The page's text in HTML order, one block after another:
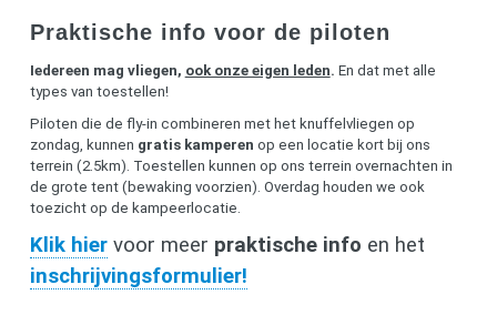
Praktische info voor de piloten
Iedereen mag vliegen, ook onze eigen leden. En dat met alle
types van toestellen!
Piloten die de fly-in combineren met het knuffelvliegen op
zondag, kunnen gratis kamperen op een locatie kort bij ons
terrein (2.5km). Toestellen kunnen op ons terrein overnachten in
de grote tent (bewaking voorzien). Overdag houden we ook
toezicht op de kampeerlocatie.
Klik hiervoor meer praktische info en het
inschrijvingsformulier!